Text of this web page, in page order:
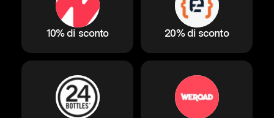
10% di sconto 20% di sconto